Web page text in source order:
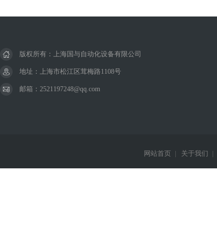
版权所有：上海国与自动化设备有限公司
地址：上海市松江区茸梅路1108号
邮箱：2521197248@qq.com
网站首页 关于我们